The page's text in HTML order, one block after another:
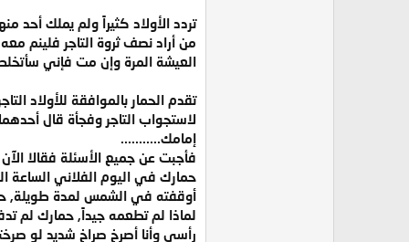
تردد الأولاد كثيراً ولم يملك أحد
من أراد نصف ثروة التاجر فلينم
العيشة المرة وإن مت فإني سأتخلص
تقدم الحمار بالموافقة للأولاد
لاستجواب التاجر وفجأة قال
إمامك...........
فأجبت عن جميع الأسئلة فقالا
حمارك في اليوم الفلاني الساعة
أوقفته في الشمس لمدة طويلة,
لماذا لم تطعمه جيداً, حمارك لم
رأسي وأنا أصرخ صراخ شديد لو